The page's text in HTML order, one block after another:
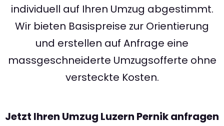
individuell auf Ihren Umzug abgestimmt.
Wir bieten Basispreise zur Orientierung
und erstellen auf Anfrage eine
massgeschneiderte Umzugsofferte ohne
versteckte Kosten.
Jetzt Ihren Umzug Luzern Pernik anfragen